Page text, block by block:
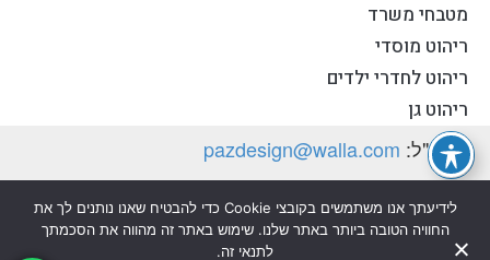
מטבחי משרד
ריהוט מוסדי
ריהוט לחדרי ילדים
ריהוט גן
יצירת קשר - פז ריהוט משרדי
טלפון:
דוא"ל: pazdesign@walla.com
כתובת: יצחק רבין 35, קרית אונו 55510 (למשלוח
דואר בלבד)
לידיעתך אנו משתמשים בקובצי Cookie כדי להבטיח שאנו נותנים לך את
החוויה הטובה ביותר באתר שלנו. שימוש באתר זה מהווה את הסכמתך
לתנאי זה.